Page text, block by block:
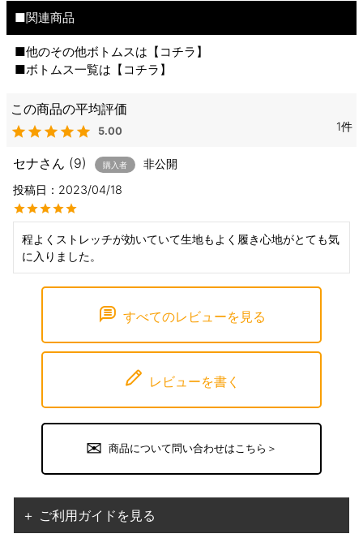
■関連商品
■他のその他ボトムスは【 コチラ 】
■ボトムス一覧は【 コチラ 】
5.00 1
セナ 9 購入者
非公開
投稿日
2023/04/18
程よくストレッチが効いていて生地もよく履き心地がとても気
に入りました。
すべてのレビューを見る
レビューを書く
商品について問い合わせはこちら＞
＋ ご利用ガイドを見る